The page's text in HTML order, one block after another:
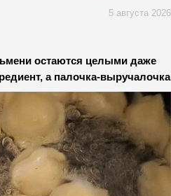
5 августа 2026
остаются целыми даже
а палочка-выручалочка